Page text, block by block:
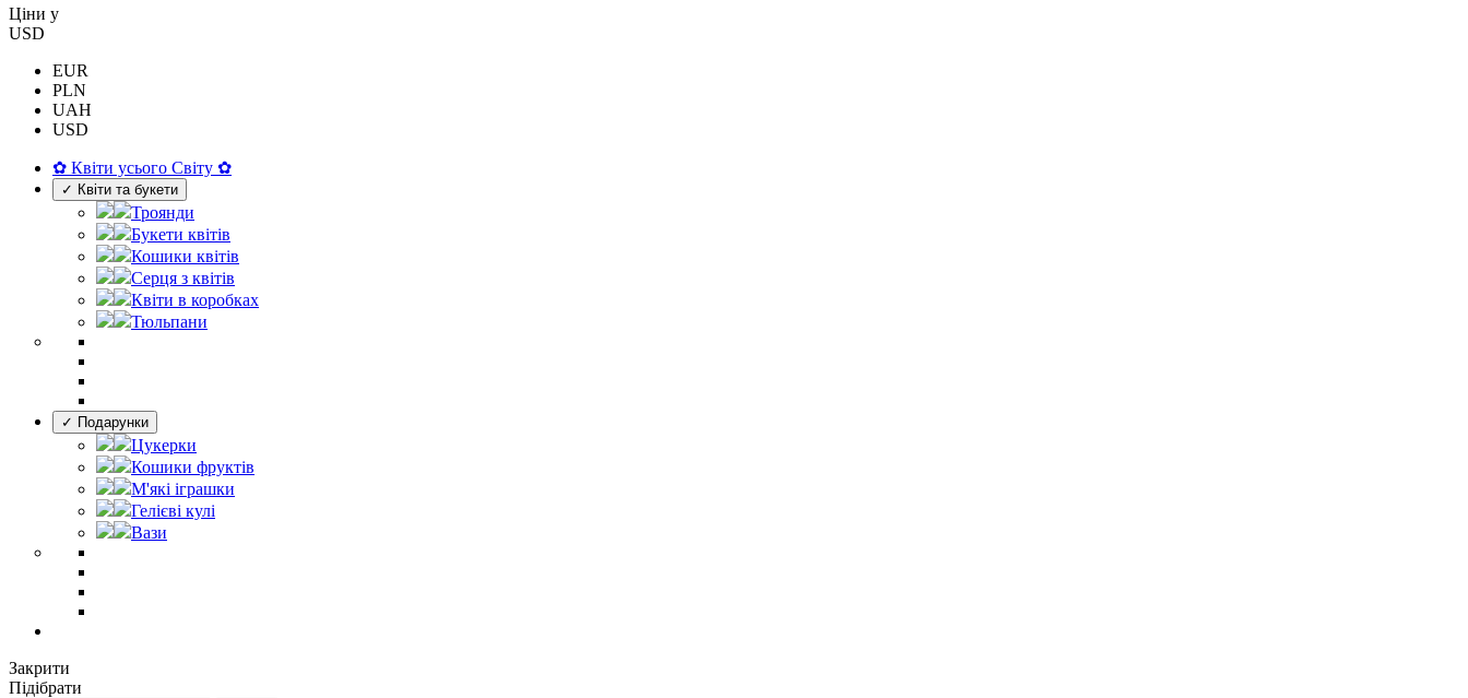
Цiни у
USD
EUR
PLN
UAH
USD
✿ Квіти усього Світу ✿
✓ Квіти та букети
Троянди
Букети квітів
Кошики квітів
Серця з квітів
Квіти в коробках
Тюльпани
✓ Подарунки
Цукерки
Кошики фруктів
М'які іграшки
Гелієві кулі
Вази
Закрити
Підібрати